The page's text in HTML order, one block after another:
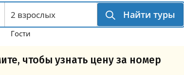
Найти туры
Гости
чтобы узнать цену за номер